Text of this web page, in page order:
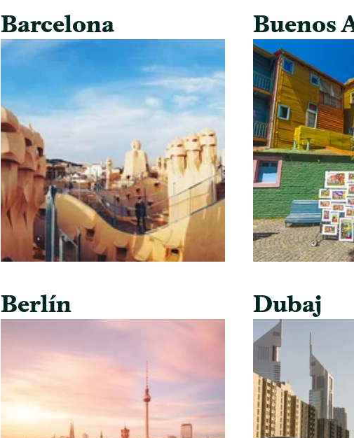
Barcelona
Berlín
Buenos
Dubaj